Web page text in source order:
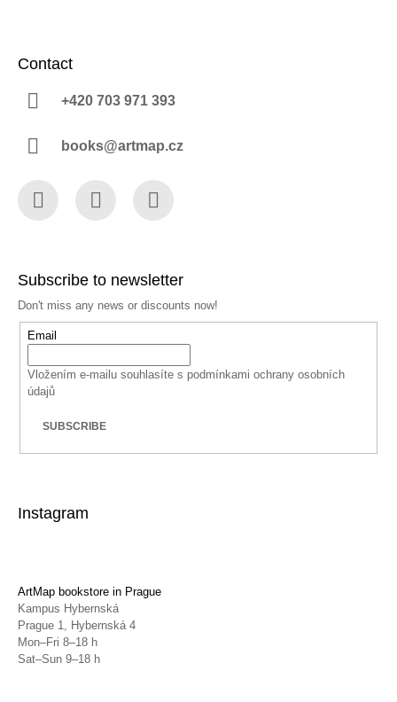
Contact
+420 703 971 393
books@artmap.cz
Subscribe to newsletter
Don't miss any news or discounts now!
Email
Vložením e-mailu souhlasíte s podmínkami ochrany osobních
údajů
SUBSCRIBE
Instagram
ArtMap bookstore in Prague
Kampus Hybernská
Prague 1, Hybernská 4
Mon–Fri 8–18 h
Sat–Sun 9–18 h